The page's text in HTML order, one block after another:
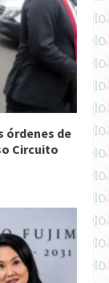
órdenes de
Circuito